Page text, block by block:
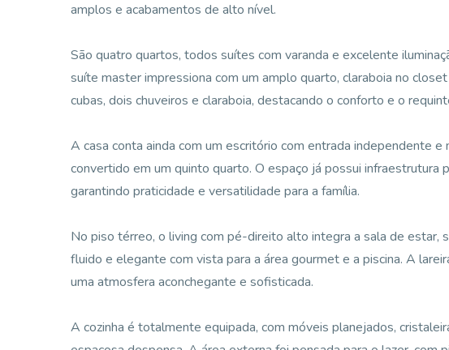
amplos e acabamentos de alto nível.
São quatro quartos, todos suítes com varanda e excelente
suíte master impressiona com um amplo quarto, claraboia no
cubas, dois chuveiros e claraboia, destacando o conforto e o
A casa conta ainda com um escritório com entrada independente
convertido em um quinto quarto. O espaço já possui infraestrutura
garantindo praticidade e versatilidade para a família.
No piso térreo, o living com pé-direito alto integra a sala de estar,
fluido e elegante com vista para a área gourmet e a piscina. A
uma atmosfera aconchegante e sofisticada.
A cozinha é totalmente equipada, com móveis planejados,